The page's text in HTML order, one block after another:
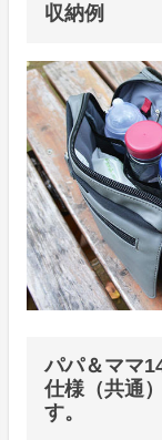
収納例
パパ＆ママ
仕様（共通
す。